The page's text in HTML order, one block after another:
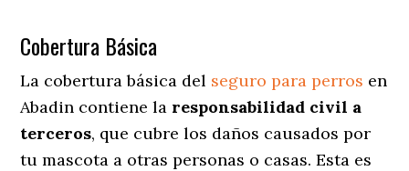
Cobertura Básica
La cobertura básica del seguro para perros en
Abadin contiene la responsabilidad civil a
terceros, que cubre los daños causados por
tu mascota a otras personas o casas. Esta es